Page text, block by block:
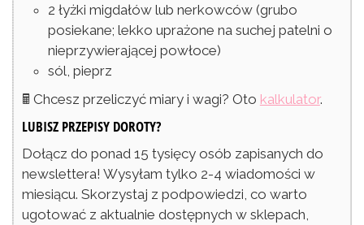
2 łyżki migdałów lub nerkowców (grubo
posiekane; lekko uprażone na suchej patelni o
nieprzywierającej powłoce)
sól, pieprz
🖩 Chcesz przeliczyć miary i wagi? Oto kalkulator.
LUBISZ PRZEPISY DOROTY?
Dołącz do ponad 15 tysięcy osób zapisanych do
newslettera! Wysyłam tylko 2-4 wiadomości w
miesiącu. Skorzystaj z podpowiedzi, co warto
ugotować z aktualnie dostępnych w sklepach,